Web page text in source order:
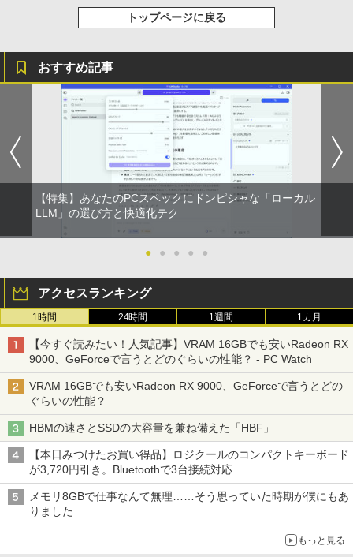
トップページに戻る
おすすめ記事
【特集】あなたのPCスペックにドンピシャな「ローカル
LLM」の選び方と快適化テク
● ● ● ● ●
アクセスランキング
1時間 24時間 1週間 1カ月
【今すぐ読みたい！人気記事】VRAM 16GBでも安いRadeon RX
9000、GeForceで言うとどのぐらいの性能？ - PC Watch
VRAM 16GBでも安いRadeon RX 9000、GeForceで言うとどの
ぐらいの性能？
HBMの速さとSSDの大容量を兼ね備えた「HBF」
【本日みつけたお買い得品】ロジクールのコンパクトキーボード
が3,720円引き。Bluetoothで3台接続対応
メモリ8GBで仕事なんて無理……そう思っていた時期が僕にもあ
りました
もっと見る